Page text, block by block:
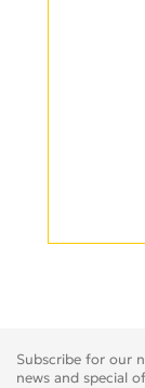
Subscribe for our
news and special